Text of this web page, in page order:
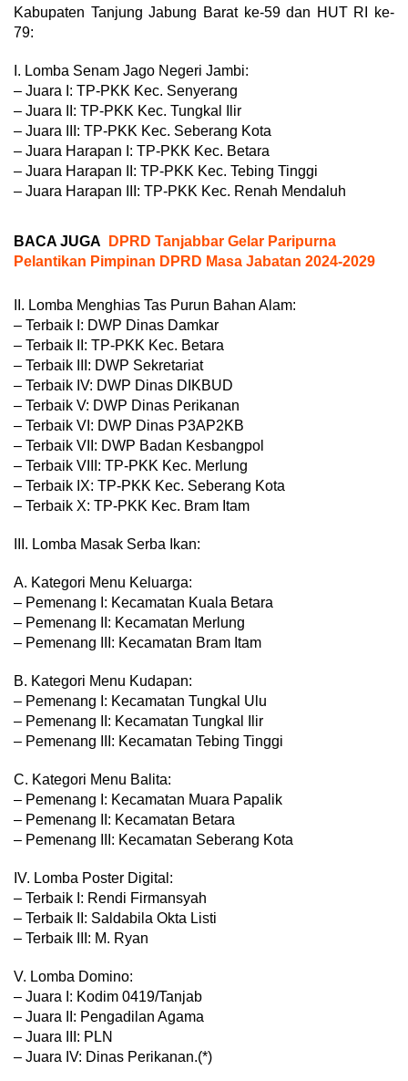
Kabupaten Tanjung Jabung Barat ke-59 dan HUT RI ke-
79:
I. Lomba Senam Jago Negeri Jambi:
– Juara I: TP-PKK Kec. Senyerang
– Juara II: TP-PKK Kec. Tungkal Ilir
– Juara III: TP-PKK Kec. Seberang Kota
– Juara Harapan I: TP-PKK Kec. Betara
– Juara Harapan II: TP-PKK Kec. Tebing Tinggi
– Juara Harapan III: TP-PKK Kec. Renah Mendaluh
BACA JUGA
DPRD Tanjabbar Gelar Paripurna
Pelantikan Pimpinan DPRD Masa Jabatan 2024-2029
II. Lomba Menghias Tas Purun Bahan Alam:
– Terbaik I: DWP Dinas Damkar
– Terbaik II: TP-PKK Kec. Betara
– Terbaik III: DWP Sekretariat
– Terbaik IV: DWP Dinas DIKBUD
– Terbaik V: DWP Dinas Perikanan
– Terbaik VI: DWP Dinas P3AP2KB
– Terbaik VII: DWP Badan Kesbangpol
– Terbaik VIII: TP-PKK Kec. Merlung
– Terbaik IX: TP-PKK Kec. Seberang Kota
– Terbaik X: TP-PKK Kec. Bram Itam
III. Lomba Masak Serba Ikan:
A. Kategori Menu Keluarga:
– Pemenang I: Kecamatan Kuala Betara
– Pemenang II: Kecamatan Merlung
– Pemenang III: Kecamatan Bram Itam
B. Kategori Menu Kudapan:
– Pemenang I: Kecamatan Tungkal Ulu
– Pemenang II: Kecamatan Tungkal Ilir
– Pemenang III: Kecamatan Tebing Tinggi
C. Kategori Menu Balita:
– Pemenang I: Kecamatan Muara Papalik
– Pemenang II: Kecamatan Betara
– Pemenang III: Kecamatan Seberang Kota
IV. Lomba Poster Digital:
– Terbaik I: Rendi Firmansyah
– Terbaik II: Saldabila Okta Listi
– Terbaik III: M. Ryan
V. Lomba Domino:
– Juara I: Kodim 0419/Tanjab
– Juara II: Pengadilan Agama
– Juara III: PLN
– Juara IV: Dinas Perikanan.(*)